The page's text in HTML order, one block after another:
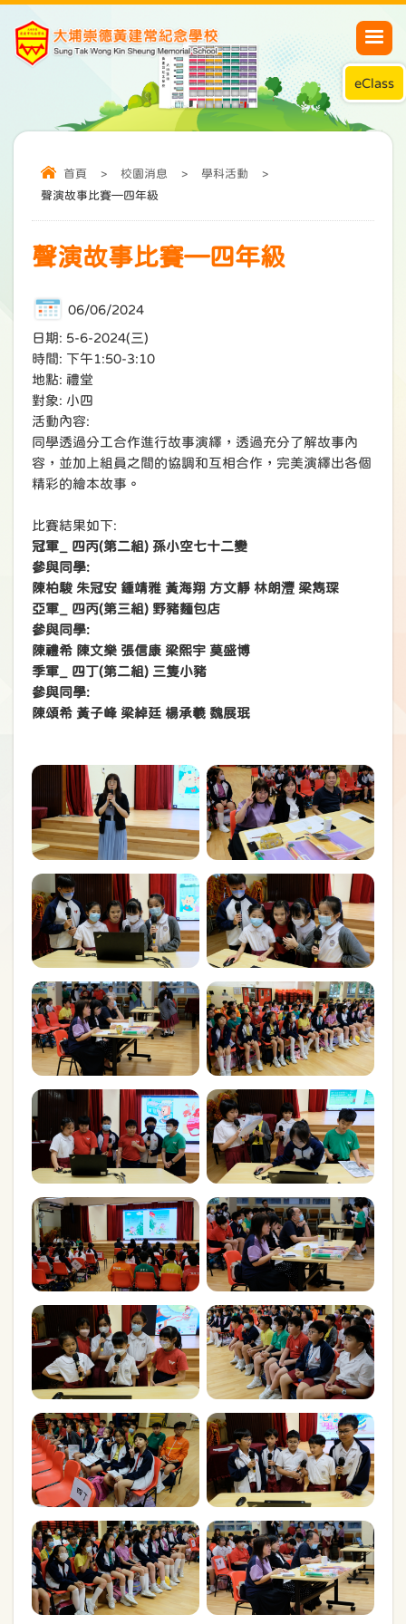
eClass
首頁 > 校園消息 > 學科活動
>
聲演故事比賽—四年級
聲演故事比賽—四年級
06/06/2024
日期: 5-6-2024(三)
時間: 下午1:50-3:10
地點: 禮堂
對象: 小四
活動內容:
同學透過分工合作進行故事演繹，透過充分了解故事內
容，並加上組員之間的協調和互相合作，完美演繹出各個
精彩的繪本故事。
比賽結果如下:
冠軍_ 四丙(第二組) 孫小空七十二變
參與同學:
陳柏駿 朱冠安 鍾靖雅 黃海翔 方文靜 林朗灃 梁雋琛
亞軍_ 四丙(第三組) 野豬麵包店
參與同學:
陳禮希 陳文樂 張信康 梁熙宇 莫盛博
季軍_ 四丁(第二組) 三隻小豬
參與同學:
陳頌希 黃子峰 梁綽廷 楊承羲 魏展珉